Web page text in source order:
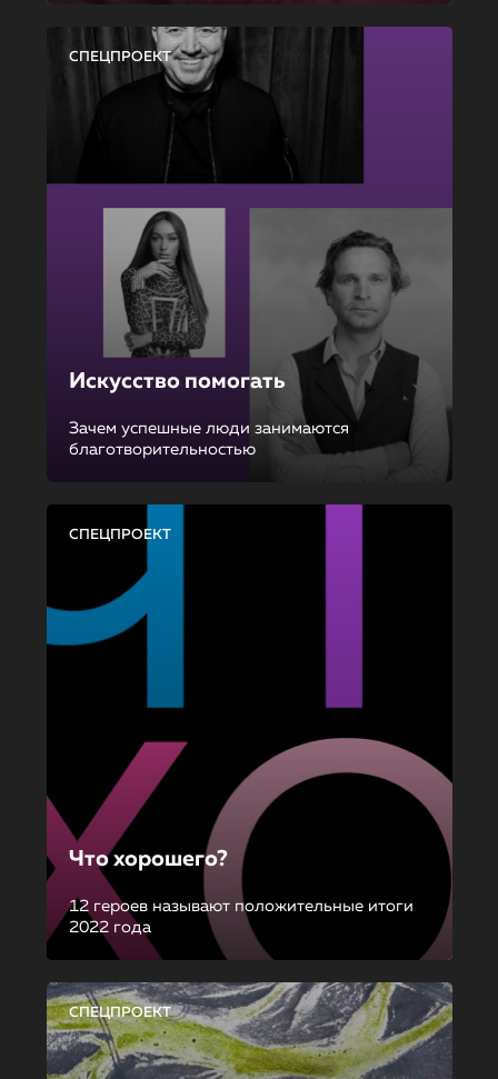
СПЕЦПРОЕКТ
Искусство помогать
Зачем успешные люди занимаются
благотворительностью
СПЕЦПРОЕКТ
Что хорошего?
12 героев называют положительные итоги
2022 года
СПЕЦПРОЕКТ